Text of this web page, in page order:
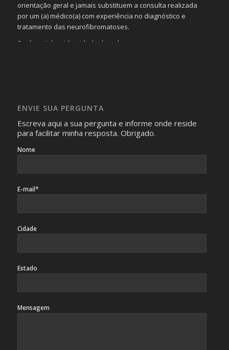
orientação geral e jamais substituem a consulta realizada
por um (a) médico(a) com experiência no diagnóstico e
tratamento das neurofibromatoses.
Será omitida a identidade de todas as pessoas que
identificação da pessoa fotografada.
ENVIE SUA PERGUNTA
Escreva aqui a sua pergunta e informe onde reside
para facilitar minha resposta. Obrigado.
Nome
E-mail*
Cidade
Estado
Mensagem